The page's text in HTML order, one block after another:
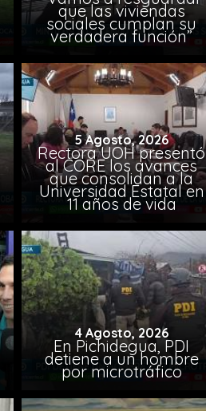
que las viviendas
sociales cumplan su
verdadera función”
5 Agosto, 2026
Rectora UOH presentó
al CORE los avances
que consolidan a la
Universidad Estatal en
11 años de vida
4 Agosto, 2026
En Pichidegua, PDI
detiene a un hombre
por microtráfico